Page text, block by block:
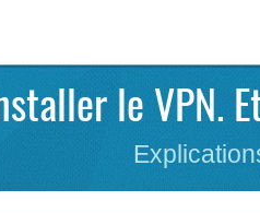
le VPN.